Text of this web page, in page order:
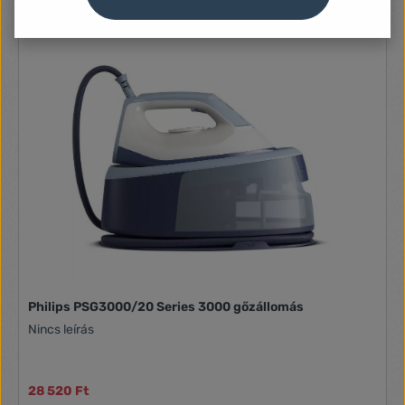
száraz tisztítás engedélyezett Két gőz kibocsátási intenzitás
gőzfúvókával Beépített szivattyú Melegítést és már
használatot jelző fény Víz utántöltésére figyelmeztető
jelzőfény Hang jelzés Zárral felszerelt gőzölő gomb = nem
szükséges a gombot megnyomva tartani Ergonomikus
akadályozza meg Biztonsági elektronika automatikus
kikapcsoláshoz AUTO - SHUT OFF (8 perc.) 1,85 m hosszú
tápkábel a kényelmes kezeléshez Teljesítmény felvétel 1400
szennyeződések eltávolításához Kefe Töltőpohár a víz
könnyű töltéséhez
Philips PSG3000/20 Series 3000 gőzállomás
Nincs leírás
28 520 Ft